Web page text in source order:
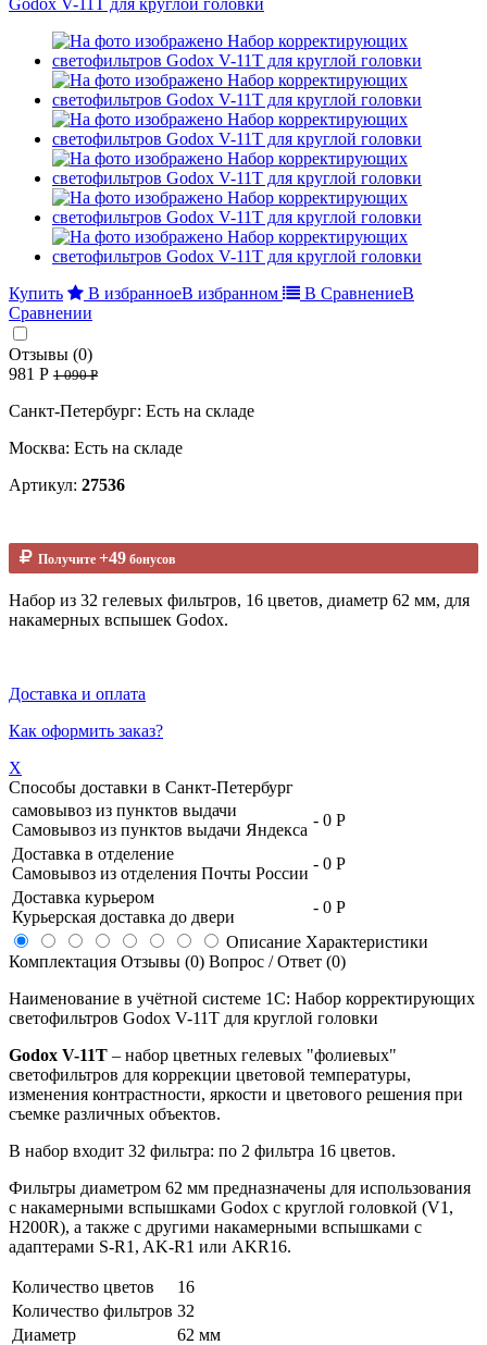
Купить В избранноеВ избранном В СравнениеВ
Сравнении
Отзывы (0)
981 Р 1 090 Р
Санкт-Петербург: Есть на складе
Москва: Есть на складе
Артикул: 27536
Получите +49 бонусов
Набор из 32 гелевых фильтров, 16 цветов, диаметр 62 мм, для
накамерных вспышек Godox.
Доставка и оплата
Как оформить заказ?
X
Способы доставки в Санкт-Петербург
самовывоз из пунктов выдачи
Самовывоз из пунктов выдачи Яндекса
- 0 Р
Доставка в отделение
Самовывоз из отделения Почты России
- 0 Р
Доставка курьером
Курьерская доставка до двери
- 0 Р
Описание Характеристики
Комплектация Отзывы (0) Вопрос / Ответ (0)
Наименование в учётной системе 1С: Набор корректирующих
светофильтров Godox V-11T для круглой головки
Godox V-11T – набор цветных гелевых "фолиевых"
светофильтров для коррекции цветовой температуры,
изменения контрастности, яркости и цветового решения при
съемке различных объектов.
В набор входит 32 фильтра: по 2 фильтра 16 цветов.
Фильтры диаметром 62 мм предназначены для использования
с накамерными вспышками Godox с круглой головкой (V1,
H200R), а также с другими накамерными вспышками с
адаптерами S-R1, AK-R1 или AKR16.
Количество цветов
16
Количество фильтров 32
Диаметр
62 мм